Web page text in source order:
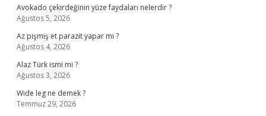
Avokado çekirdeğinin yüze faydaları nelerdir ?
Ağustos 5, 2026
Az pişmiş et parazit yapar mı ?
Ağustos 4, 2026
Alaz Türk ismi mi ?
Ağustos 3, 2026
Wıde leg ne demek ?
Temmuz 29, 2026